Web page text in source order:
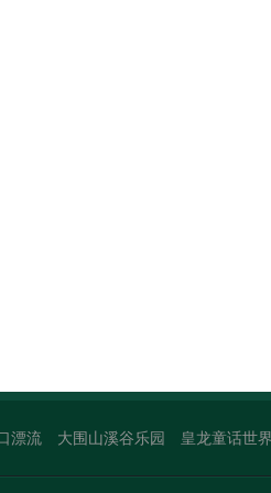
漂流 大围山溪谷乐园 皇龙童话世